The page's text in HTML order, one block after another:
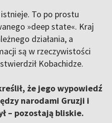
To po prostu
»deep state«. Kraj
działania, a
są w rzeczywistości
Kobachidze.
że jego wypowiedź
narodami Gruzji i
– pozostają bliskie.